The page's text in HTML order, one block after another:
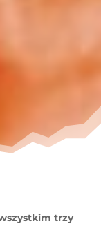
trzy